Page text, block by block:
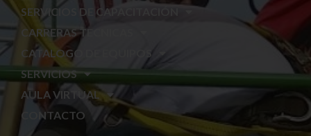
SERVICIOS DE CAPACITACIÓN
CARRERAS TECNICAS
CATALOGO DE EQUIPOS
SERVICIOS
AULA VIRTUAL
CONTACTO